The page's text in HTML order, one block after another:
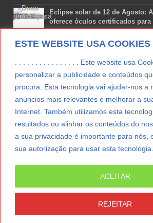
ESTE WEBSITE USA COOKIES
. . . . . . . . . . . . . . . . Este website usa
personalizar a publicidade e conteúdos
procura. Esta tecnologia vai ajudar-nos a
anúncios mais relevantes e melhorar a
Internet. Também utilizamos esta
resultados ou alinhar os conteúdos do
a sua privacidade é importante para nós,
sua autorização para usar esta tecnologia.
REJEITAR
ACEITAR
Eclipse solar de 12 de Agosto:
oferece óculos certificados para
Lisboa
Agosto 7, 2026
Lua Afonso vence prémio
Agosto 7, 2026
Preparar o carro para as férias
Agosto 5, 2026
SUBSCREVER
SpringParty|Suporte